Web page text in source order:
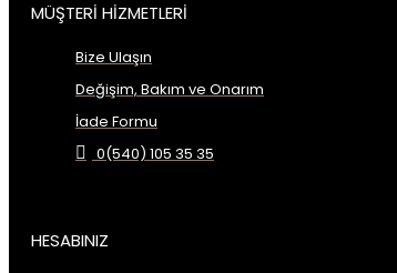
MÜŞTERİ HİZMETLERİ
Bize Ulaşın
Değişim, Bakım ve Onarım
İade Formu
0(540) 105 35 35
HESABINIZ